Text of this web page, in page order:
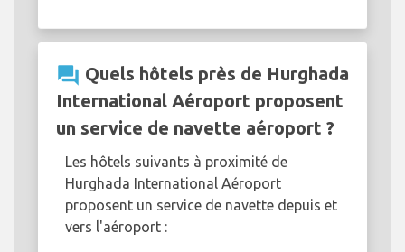
question_answer Quels hôtels près de Hurghada
International Aéroport proposent
un service de navette aéroport ?
Les hôtels suivants à proximité de
Hurghada International Aéroport
proposent un service de navette depuis et
vers l'aéroport :